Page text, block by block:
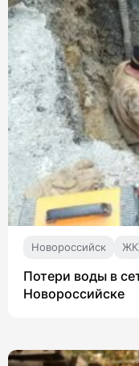
Новороссийск
Потери воды в
Новороссийске